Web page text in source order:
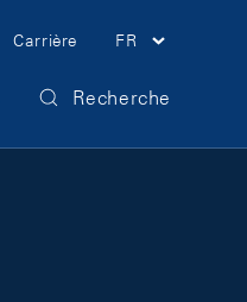
Carrière FR
Recherche